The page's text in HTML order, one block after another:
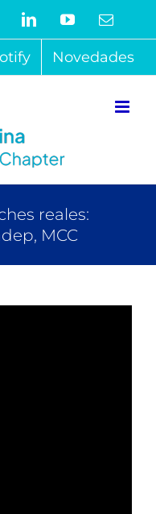
LinkedInYouTubeCorreo
Novedades
reales:
MCC